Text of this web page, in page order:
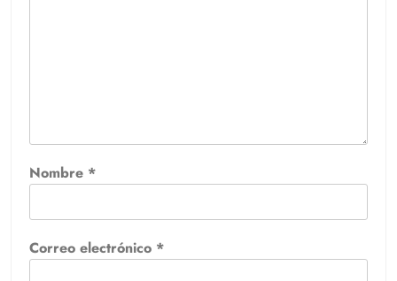
Nombre *
Correo electrónico *